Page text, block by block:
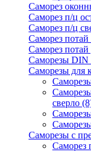
Саморез
Саморез п/ц
Саморез п/ц
Саморез
Саморез
Саморезы DIN
Саморезы для
сверло
Саморезы с
Саморез